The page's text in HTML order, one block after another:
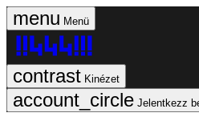
Menü
Kinézet
Jelentkezz